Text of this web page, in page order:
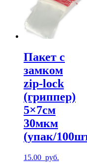
Пакет с
замком
zip-lock
(гриппер)
5×7см
30мкм
(упак/
15.00 руб.